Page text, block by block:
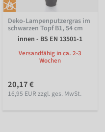
Deko-Lampenputzergras im
schwarzen Topf B1, 54 cm
innen - BS EN 13501-1
Versandfähig in ca. 2-3
Wochen
20,17 €
16,95 EUR zzgl. ges. MwSt.